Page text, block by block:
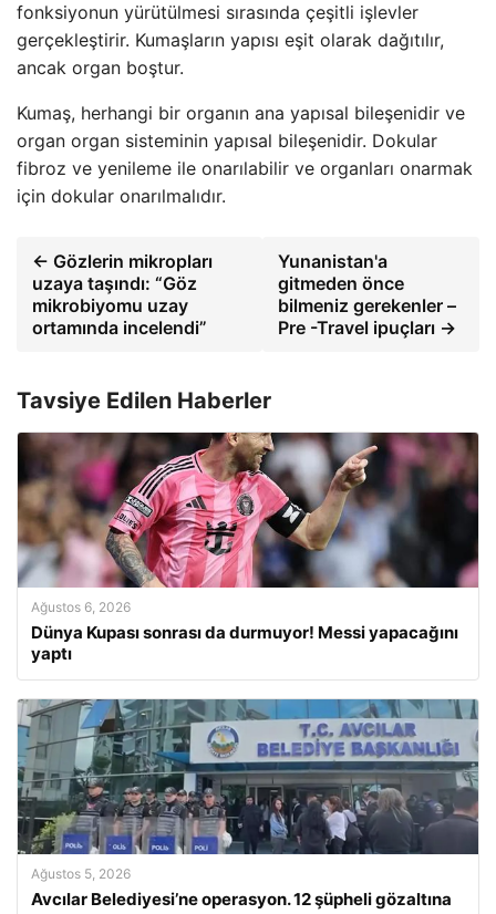
fonksiyonun yürütülmesi sırasında çeşitli işlevler
gerçekleştirir. Kumaşların yapısı eşit olarak dağıtılır,
ancak organ boştur.
Kumaş, herhangi bir organın ana yapısal bileşenidir ve
organ organ sisteminin yapısal bileşenidir. Dokular
fibroz ve yenileme ile onarılabilir ve organları onarmak
için dokular onarılmalıdır.
← Gözlerin mikropları
uzaya taşındı: “Göz
mikrobiyomu uzay
ortamında incelendi”
Yunanistan'a
gitmeden önce
bilmeniz gerekenler –
Pre -Travel ipuçları →
Tavsiye Edilen Haberler
Ağustos 6, 2026
Dünya Kupası sonrası da durmuyor! Messi yapacağını
yaptı
Ağustos 5, 2026
Avcılar Belediyesi’ne operasyon. 12 şüpheli gözaltına